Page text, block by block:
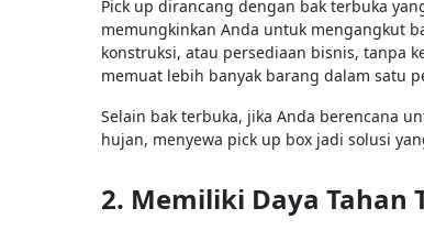
Pick up dirancang dengan bak terbuka
memungkinkan Anda untuk mengangkut
konstruksi, atau persediaan bisnis, tanpa
memuat lebih banyak barang dalam satu
Selain bak terbuka, jika Anda berencana
hujan, menyewa pick up box jadi solusi
2. Memiliki Daya Tahan